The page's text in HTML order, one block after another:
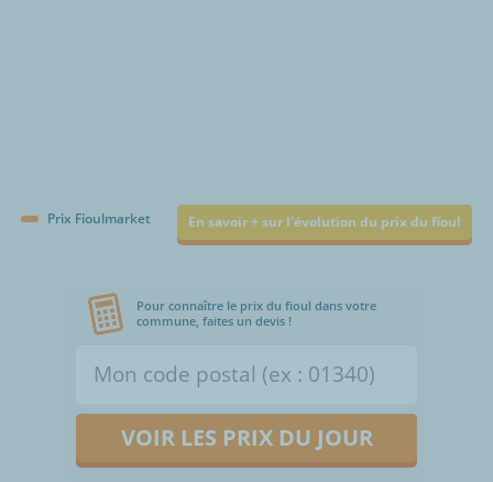
Prix Fioulmarket En savoir + sur l'évolution du prix du fioul
Pour connaître le prix du fioul dans votre
commune, faites un devis !
VOIR LES PRIX DU JOUR